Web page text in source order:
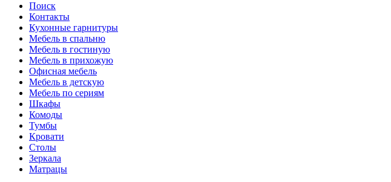
Поиск
Контакты
Кухонные гарнитуры
Мебель в спальню
Мебель в гостиную
Мебель в прихожую
Офисная мебель
Мебель в детскую
Мебель по сериям
Шкафы
Комоды
Тумбы
Кровати
Столы
Зеркала
Матрацы